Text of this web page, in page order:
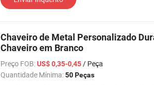
Chaveiro de Metal Personalizado
Chaveiro em Branco
Preço FOB:US$ 0,35-0,45/ Peça
Quantidade Mínima:50 Peças